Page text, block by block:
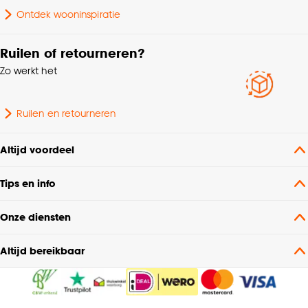
W (zacht), Ingefreesd,
watergedragen tot 27°C,
Producteigenschappen
Makkelijk in onderhoud,
Voelbare structuur,
Rolstoelvriendelijk,
Ontdek wooninspiratie
Ruilen of retourneren?
Zo werkt het
Ruilen en retourneren
Altijd voordeel
Tips en info
Onze diensten
Altijd bereikbaar